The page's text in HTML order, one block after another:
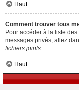
Haut
Comment trouver tous
Pour accéder à la liste
messages privés, allez
fichiers joints
Haut